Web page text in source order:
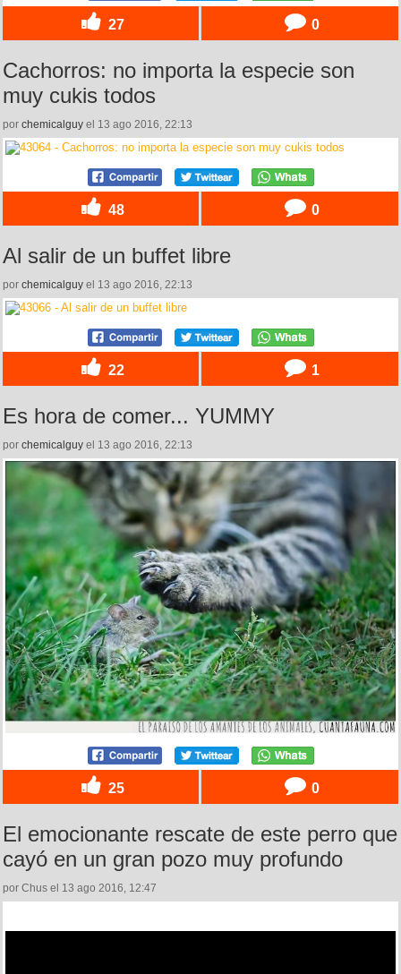
27 0
Cachorros: no importa la especie son
muy cukis todos
por chemicalguy el 13 ago 2016, 22:13
48 0
Al salir de un buffet libre
por chemicalguy el 13 ago 2016, 22:13
22 1
Es hora de comer... YUMMY
por chemicalguy el 13 ago 2016, 22:13
25 0
El emocionante rescate de este perro que
cayó en un gran pozo muy profundo
por Chus el 13 ago 2016, 12:47